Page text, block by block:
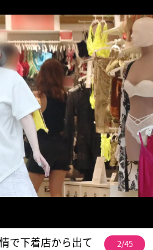
で下着店から出て
2/45